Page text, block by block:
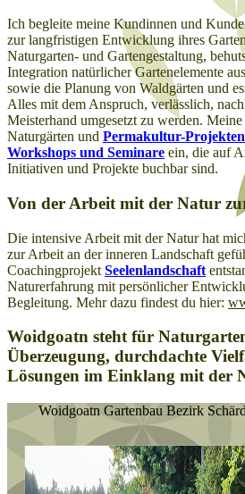
Ich begleite meine Kundinnen und
zur langfristigen Entwicklung ihres
Naturgarten- und Gartengestaltung,
Integration natürlicher Gartenelemente
sowie die Planung von Waldgärten und
Alles mit dem Anspruch, verlässlich,
Meisterhand umgesetzt zu werden.
Naturgärten und Permakultur-Projekten
Workshops und Seminare ein, die auf
Initiativen und Projekte buchbar sind.
Von der Arbeit mit der Natur
Die intensive Arbeit mit der Natur hat
zur Arbeit an der inneren Landschaft
Coachingprojekt Seelenlandschaft
Naturerfahrung mit persönlicher
Begleitung. Mehr dazu findest du hier:
Woidgoatn steht für
Überzeugung, durchdachte
Lösungen im Einklang mit der
Woidgoatn Gartenbau Bezirk